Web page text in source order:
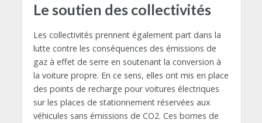
Le soutien des collectivités
Les collectivités prennent également part dans la
lutte contre les conséquences des émissions de
gaz à effet de serre en soutenant la conversion à
la voiture propre. En ce sens, elles ont mis en place
des points de recharge pour voitures électriques
sur les places de stationnement réservées aux
véhicules sans émissions de CO2. Ces bornes de